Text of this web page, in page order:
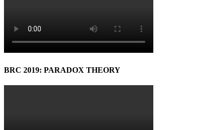
BRC 2019: PARADOX THEORY